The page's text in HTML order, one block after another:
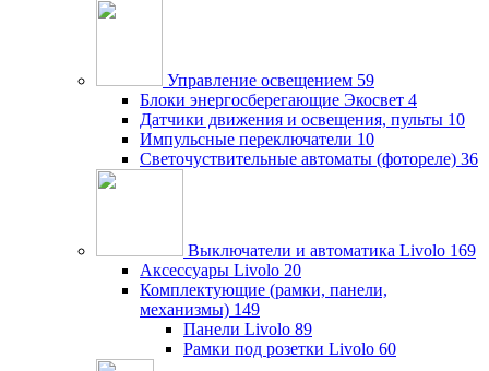
Управление освещением 59
Блоки энергосберегающие Экосвет 4
Датчики движения и освещения, пульты 10
Импульсные переключатели 10
Светочуствительные автоматы (фотореле) 36
Выключатели и автоматика Livolo 169
Аксессуары Livolo 20
Комплектующие (рамки, панели,
механизмы) 149
Панели Livolo 89
Рамки под розетки Livolo 60